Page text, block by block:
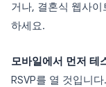
거나, 결혼식 웹사
하세요.
모바일에서 먼저 테
RSVP를 열 것입니